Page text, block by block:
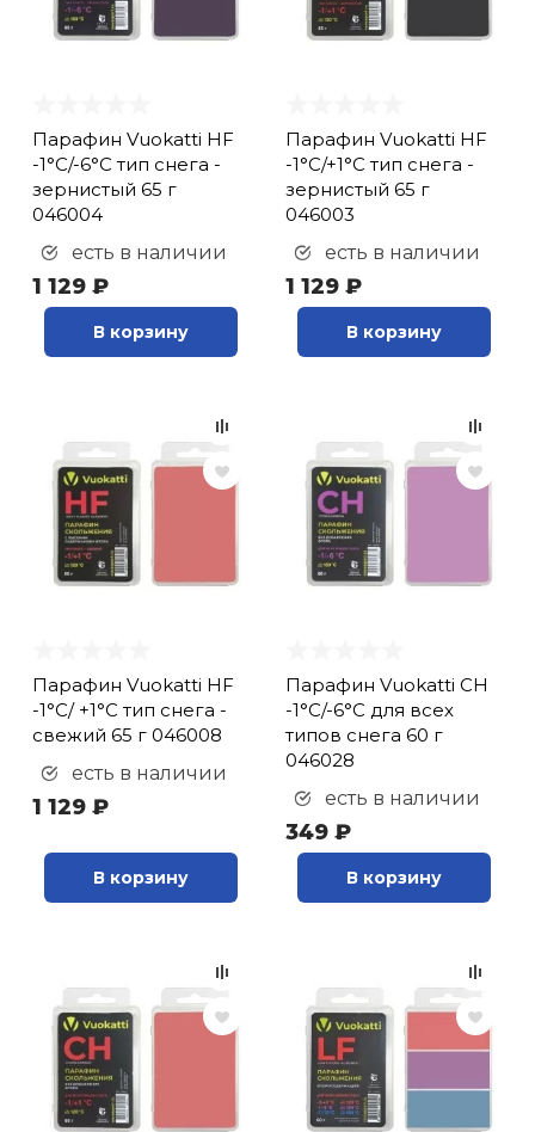
Парафин Vuokatti HF
-1°С/-6°С тип снега -
зернистый 65 г
046004
есть в наличии
1 129 ₽
В корзину
Парафин Vuokatti HF
-1°С/+1°С тип снега -
зернистый 65 г
046003
есть в наличии
1 129 ₽
В корзину
Парафин Vuokatti HF
-1°С/ +1°С тип снега -
свежий 65 г 046008
есть в наличии
1 129 ₽
В корзину
Парафин Vuokatti CH
-1°С/-6°С для всех
типов снега 60 г
046028
есть в наличии
349 ₽
В корзину